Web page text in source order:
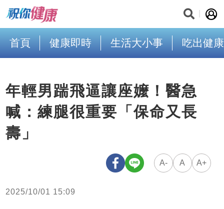
首頁 健康即時 生活大小事 吃出健康
年輕男踹飛逼讓座嬤！醫急
喊：練腿很重要「保命又長
壽」
A- A A+
2025/10/01 15:09